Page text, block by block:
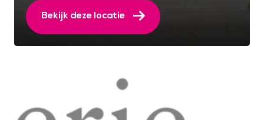
Bekijk deze locatie